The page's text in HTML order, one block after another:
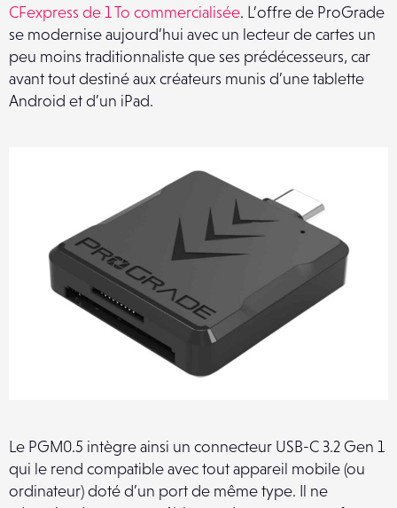
CFexpress de 1 To commercialisée. L’offre de ProGrade
se modernise aujourd’hui avec un lecteur de cartes un
peu moins traditionnaliste que ses prédécesseurs, car
avant tout destiné aux créateurs munis d’une tablette
Android et d’un iPad.
Le PGM0.5 intègre ainsi un connecteur USB-C 3.2 Gen 1
qui le rend compatible avec tout appareil mobile (ou
ordinateur) doté d’un port de même type. Il ne